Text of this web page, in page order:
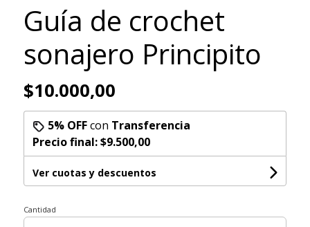
Guía de crochet
sonajero Principito
$10.000,00
5% OFFcon Transferencia
Precio final:$9.500,00
Ver cuotas y descuentos
Cantidad